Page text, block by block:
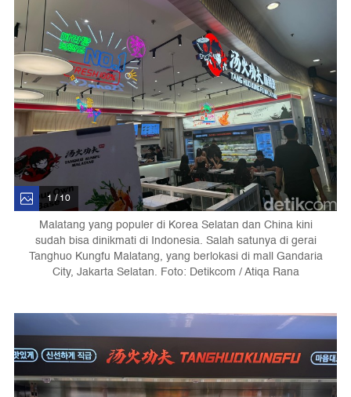
1 / 10
Malatang yang populer di Korea Selatan dan China kini
sudah bisa dinikmati di Indonesia. Salah satunya di gerai
Tanghuo Kungfu Malatang, yang berlokasi di mall Gandaria
City, Jakarta Selatan. Foto: Detikcom / Atiqa Rana